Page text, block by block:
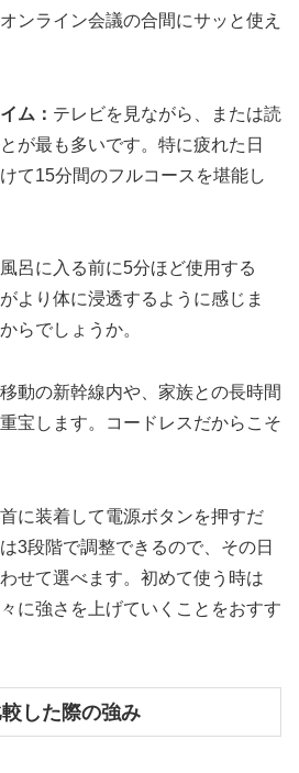
ンライン会議の合間にサッと使え
ム： テレビを見ながら、または読
が最も多いです。特に疲れた日
て15分間のフルコースを堪能し
呂に入る前に5分ほど使用する
より体に浸透するように感じま
らでしょうか。
動の新幹線内や、家族との長時間
宝します。コードレスだからこそ
に装着して電源ボタンを押すだ
3段階で調整できるので、その日
せて選べます。初めて使う時は
に強さを上げていくことをおすす
した際の強み